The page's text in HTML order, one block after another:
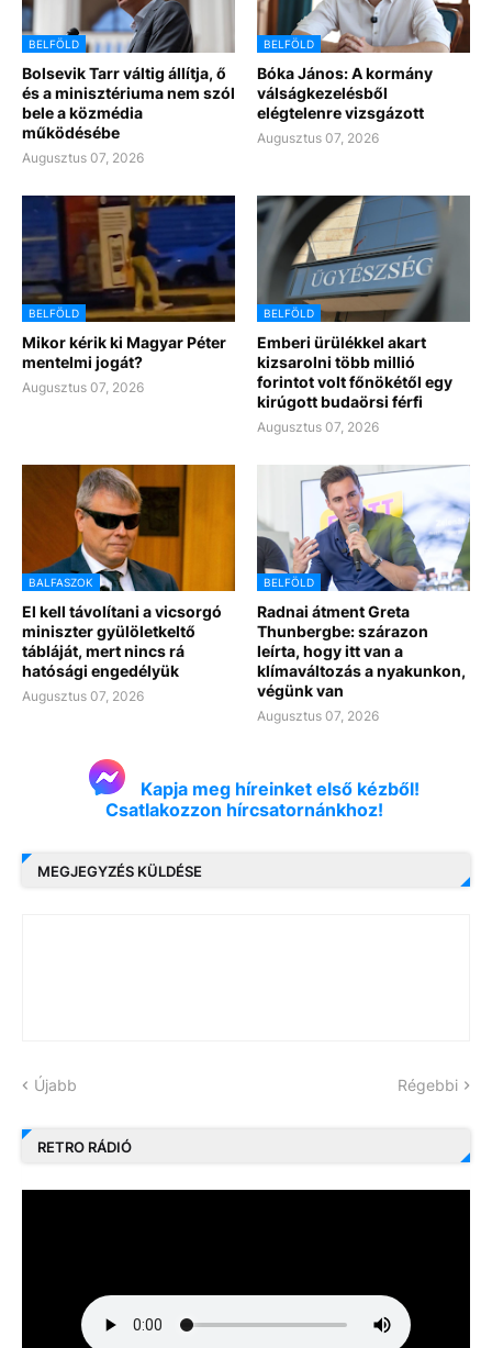
BELFÖLD
Bolsevik Tarr váltig állítja, ő
és a minisztériuma nem szól
bele a közmédia
működésébe
Augusztus 07, 2026
BELFÖLD
Bóka János: A kormány
válságkezelésből
elégtelenre vizsgázott
Augusztus 07, 2026
BELFÖLD
Mikor kérik ki Magyar Péter
mentelmi jogát?
Augusztus 07, 2026
BELFÖLD
Emberi ürülékkel akart
kizsarolni több millió
forintot volt főnökétől egy
kirúgott budaörsi férfi
Augusztus 07, 2026
BALFASZOK
El kell távolítani a vicsorgó
miniszter gyülöletkeltő
tábláját, mert nincs rá
hatósági engedélyük
Augusztus 07, 2026
BELFÖLD
Radnai átment Greta
Thunbergbe: szárazon
leírta, hogy itt van a
klímaváltozás a nyakunkon,
végünk van
Augusztus 07, 2026
Kapja meg híreinket első kézből!
Csatlakozzon hírcsatornánkhoz!
MEGJEGYZÉS KÜLDÉSE
Újabb Régebbi
RETRO RÁDIÓ